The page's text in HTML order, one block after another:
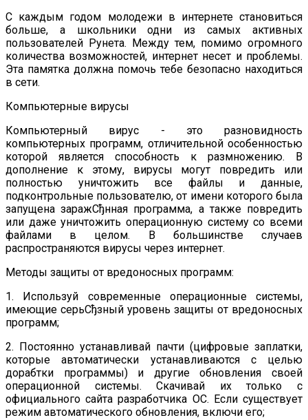
С каждым годом молодежи в интернете становиться
больше, а школьники одни из самых активных
пользователей Рунета. Между тем, помимо огромного
количества возможностей, интернет несет и проблемы.
Эта памятка должна помочь тебе безопасно находиться
в сети.
Компьютерные вирусы
Компьютерный вирус - это разновидность
компьютерных программ, отличительной особенностью
которой является способность к размножению. В
дополнение к этому, вирусы могут повредить или
полностью уничтожить все файлы и данные,
подконтрольные пользователю, от имени которого была
запущена заражСђнная программа, а также повредить
или даже уничтожить операционную систему со всеми
файлами в целом. В большинстве случаев
распространяются вирусы через интернет.
Методы защиты от вредоносных программ:
1. Используй современные операционные системы,
имеющие серьСђзный уровень защиты от вредоносных
программ;
2. Постоянно устанавливай пачти (цифровые заплатки,
которые автоматически устанавливаются с целью
дорабтки программы) и другие обновления своей
операционной системы. Скачивай их только с
официального сайта разработчика ОС. Если существует
режим автоматического обновления, включи его;